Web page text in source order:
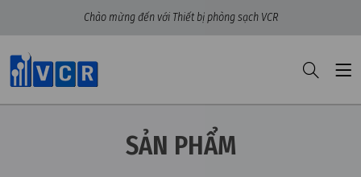
Chào mừng đến với Thiết bị phòng sạch VCR
SẢN PHẨM